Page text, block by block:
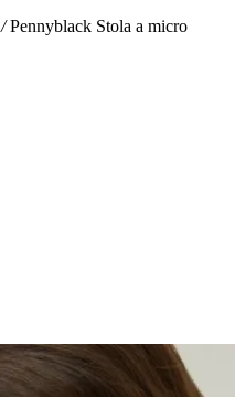
/Pennyblack Stola a micro